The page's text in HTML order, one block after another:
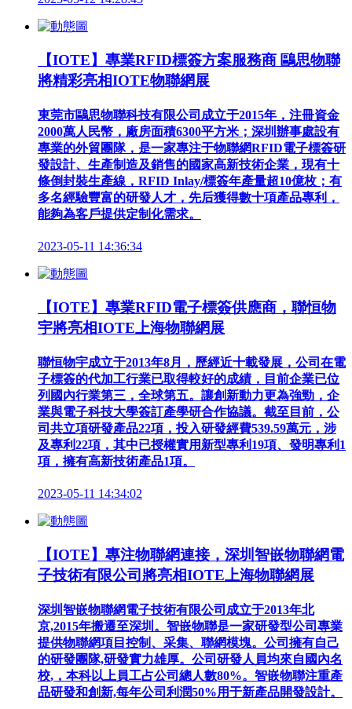
【IOTE】專業RFID標簽方案服務商 鷗思物聯
將精彩亮相IOTE物聯網展
東莞市鷗思物聯科技有限公司成立于2015年，注冊資金
2000萬人民幣，廠房面積6300平方米；深圳辦事處設有
專業的外貿團隊，是一家專注于物聯網RFID電子標簽研
發設計、生產制造及銷售的國家高新技術企業，現有十
條倒封裝生產線，RFID Inlay/標簽年產量超10億枚；有
多名經驗豐富的研發人才，先后獲得數十項產品專利，
能夠為客戶提供定制化需求。
2023-05-11 14:36:34
【IOTE】專業RFID電子標簽供應商，聯恒物
宇將亮相IOTE上海物聯網展
聯恒物宇成立于2013年8月，歷經近十載發展，公司在電
子標簽的代加工行業已取得較好的成績，目前企業已位
列國內行業第三，全球第五。讓創新動力更為強勁，企
業與電子科技大學簽訂產學研合作協議。截至目前，公
司共立項研發產品22項，投入研發經費539.59萬元，涉
及專利22項，其中已授權實用新型專利19項、發明專利1
項，擁有高新技術產品1項。
2023-05-11 14:34:02
【IOTE】專注物聯網連接，深圳智嵌物聯網電
子技術有限公司將亮相IOTE上海物聯網展
深圳智嵌物聯網電子技術有限公司成立于2013年北
京,2015年搬遷至深圳。智嵌物聯是一家研發型公司專業
提供物聯網項目控制、采集、聯網模塊。公司擁有自己
的研發團隊,研發實力雄厚。公司研發人員均來自國內名
校,，本科以上員工占公司總人數80%。智嵌物聯注重產
品研發和創新,每年公司利潤50%用于新產品開發設計。